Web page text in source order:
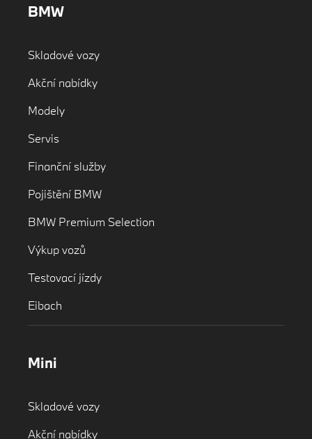
BMW
Skladové vozy
Akční nabídky
Modely
Servis
Finanční služby
Pojištění BMW
BMW Premium Selection
Výkup vozů
Testovací jízdy
Eibach
Mini
Skladové vozy
Akční nabídky